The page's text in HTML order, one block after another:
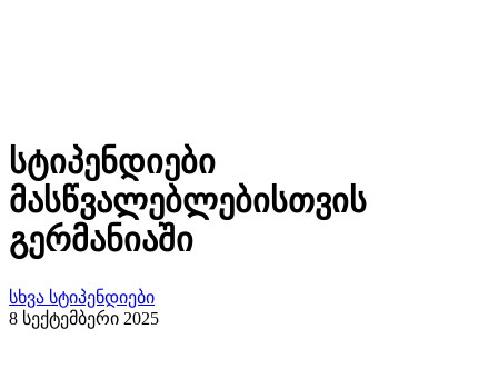
სტიპენდიები
მასწვალებლებისთვის
გერმანიაში
სხვა სტიპენდიები
8 სექტემბერი 2025